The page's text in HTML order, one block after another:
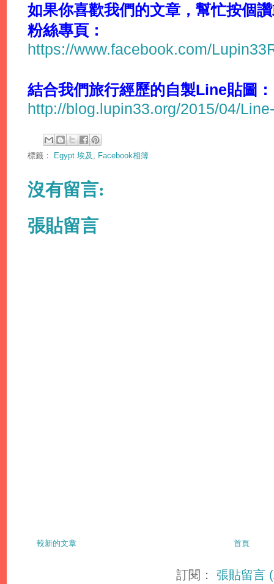
如果你喜歡我們的文章，幫忙按個
粉絲專頁：
https://www.facebook.com/
結合我們旅行經歷的自製Line貼圖：
http://blog.lupin33.org/2015/04/
標籤： Egypt 埃及 Facebook相簿
沒有留言:
張貼留言
較新的文章 首頁
訂閱：張貼留言